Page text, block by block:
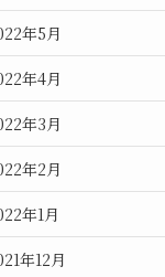
年5月
年4月
年3月
年2月
年1月
年12月